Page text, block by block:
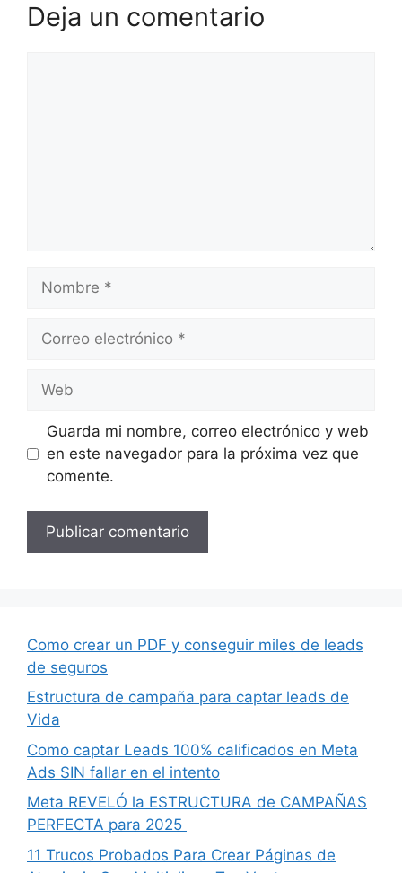
Deja un comentario
Nombre
Correo
Web
Guarda mi nombre, correo electrónico y web
en este navegador para la próxima vez que
comente.
Como crear un PDF y conseguir miles de leads
de seguros
Estructura de campaña para captar leads de
Vida
Como captar Leads 100% calificados en Meta
Ads SIN fallar en el intento
Meta REVELÓ la ESTRUCTURA de CAMPAÑAS
PERFECTA para 2025
11 Trucos Probados Para Crear Páginas de